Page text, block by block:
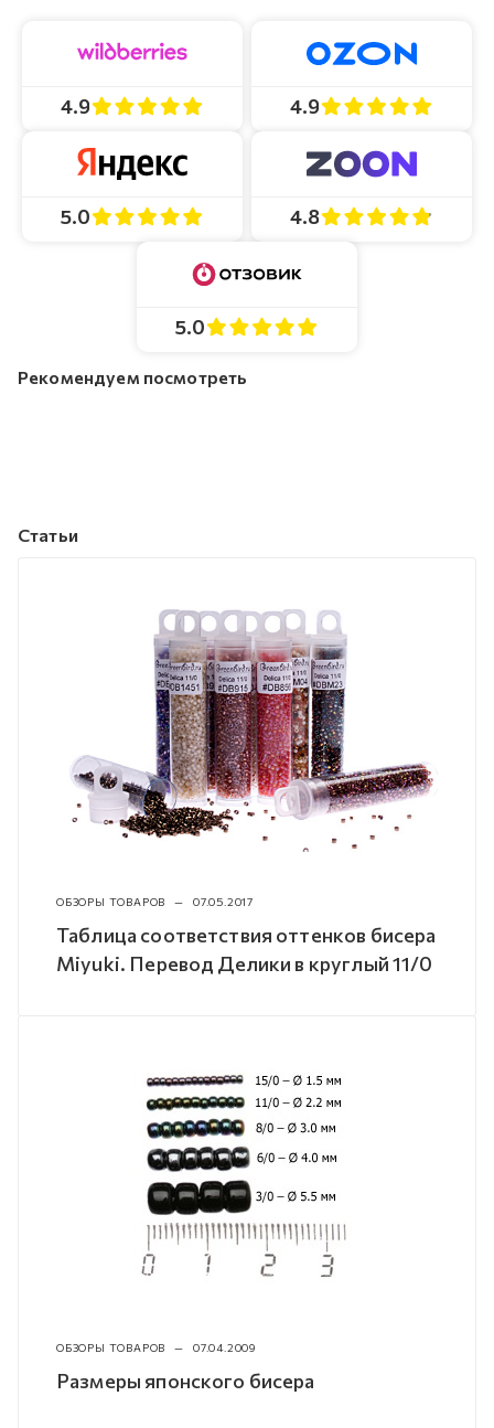
4.9 4.9
5.0 4.8
5.0
Рекомендуем посмотреть
Статьи
ОБЗОРЫ ТОВАРОВ — 07.05.2017
Таблица соответствия оттенков бисера
Miyuki. Перевод Делики в круглый 11/0
ОБЗОРЫ ТОВАРОВ — 07.04.2009
Размеры японского бисера